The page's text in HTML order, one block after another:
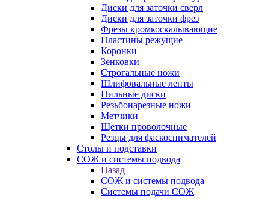
Диски для заточки сверл
Диски для заточки фрез
Фрезы кромкоскалывающие
Пластины режущие
Коронки
Зенковки
Строгальные ножи
Шлифовальные ленты
Пильные диски
Резьбонарезные ножи
Метчики
Щетки проволочные
Резцы для фаскоснимателей
Столы и подставки
СОЖ и системы подвода
Назад
СОЖ и системы подвода
Системы подачи СОЖ